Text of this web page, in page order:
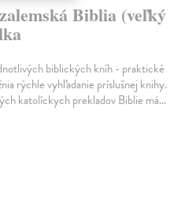
Biblia (veľký
biblických kníh - praktické
rýchle vyhľadanie príslušnej knihy.
katolíckych prekladov Biblie má…